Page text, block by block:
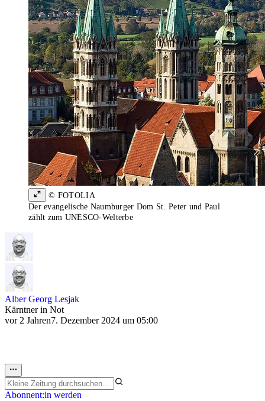
© FOTOLIA
Der evangelische Naumburger Dom St. Peter und Paul
zählt zum UNESCO-Welterbe
Alber Georg Lesjak
Kärntner in Not
vor 2 Jahren7. Dezember 2024 um 05:00
Abonnent:in werden